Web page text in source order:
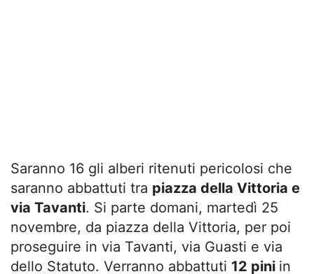
Saranno 16 gli alberi ritenuti pericolosi che
saranno abbattuti tra piazza della Vittoria e
via Tavanti. Si parte domani, martedì 25
novembre, da piazza della Vittoria, per poi
proseguire in via Tavanti, via Guasti e via
dello Statuto. Verranno abbattuti 12 pini in